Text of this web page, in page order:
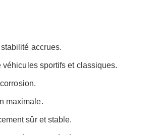
accrues.
sportifs et classiques.
maximale.
sûr et stable.